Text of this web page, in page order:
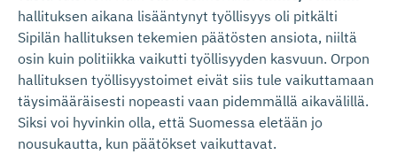
hallituksen aikana lisääntynyt työllisyys oli pitkälti
Sipilän hallituksen tekemien päätösten ansiota, niiltä
osin kuin politiikka vaikutti työllisyyden kasvuun. Orpon
hallituksen työllisyystoimet eivät siis tule vaikuttamaan
täysimääräisesti nopeasti vaan pidemmällä aikavälillä.
Siksi voi hyvinkin olla, että Suomessa eletään jo
nousukautta, kun päätökset vaikuttavat.